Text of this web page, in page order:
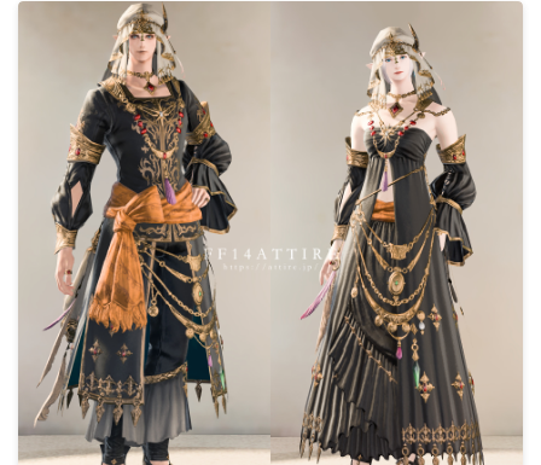
イシュガルド風デザイン
アジムステップ風デザイン
マント
ローライズ
スカート
ミニスカート
ロングスカート